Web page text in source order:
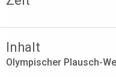
Inhalt
Olympischer Plausch-